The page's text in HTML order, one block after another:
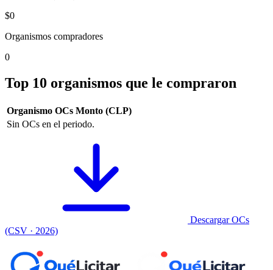
$0
Organismos compradores
0
Top 10 organismos que le compraron
Organismo OCs Monto (CLP)
Sin OCs en el periodo.
Descargar OCs
(CSV · 2026)